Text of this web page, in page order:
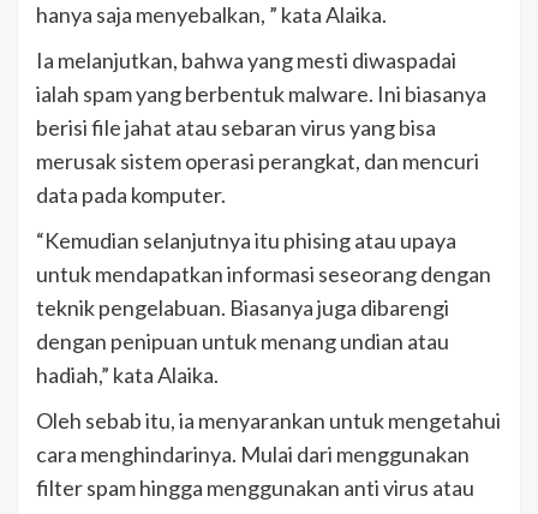
hanya saja menyebalkan, ” kata Alaika.
Ia melanjutkan, bahwa yang mesti diwaspadai
ialah spam yang berbentuk malware. Ini biasanya
berisi file jahat atau sebaran virus yang bisa
merusak sistem operasi perangkat, dan mencuri
data pada komputer.
“Kemudian selanjutnya itu phising atau upaya
untuk mendapatkan informasi seseorang dengan
teknik pengelabuan. Biasanya juga dibarengi
dengan penipuan untuk menang undian atau
hadiah,” kata Alaika.
Oleh sebab itu, ia menyarankan untuk mengetahui
cara menghindarinya. Mulai dari menggunakan
filter spam hingga menggunakan anti virus atau